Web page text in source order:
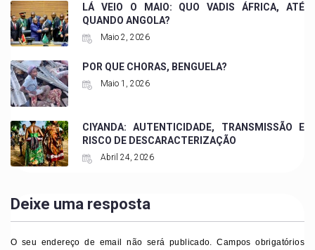
LÁ VEIO O MAIO: QUO VADIS ÁFRICA, ATÉ
QUANDO ANGOLA?
Maio 2, 2026
POR QUE CHORAS, BENGUELA?
Maio 1, 2026
CIYANDA: AUTENTICIDADE, TRANSMISSÃO E
RISCO DE DESCARACTERIZAÇÃO
Abril 24, 2026
Deixe uma resposta
O seu endereço de email não será publicado. Campos obrigatórios